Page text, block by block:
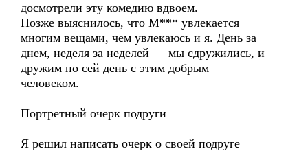
досмотрели эту комедию вдвоем.
Позже выяснилось, что М*** увлекается
многим вещами, чем увлекаюсь и я. День за
днем, неделя за неделей — мы сдружились, и
дружим по сей день с этим добрым
человеком.
Портретный очерк подруги
Я решил написать очерк о своей подруге